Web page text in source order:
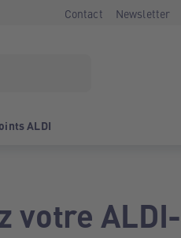
Contact Newsletter
ALDI
votre